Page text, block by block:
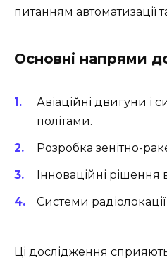
питанням автоматизації
Основні напрями
Авіаційні двигуни і
політами.
Розробка зенітно-
Інноваційні рішення
Системи радіолокації
Ці дослідження